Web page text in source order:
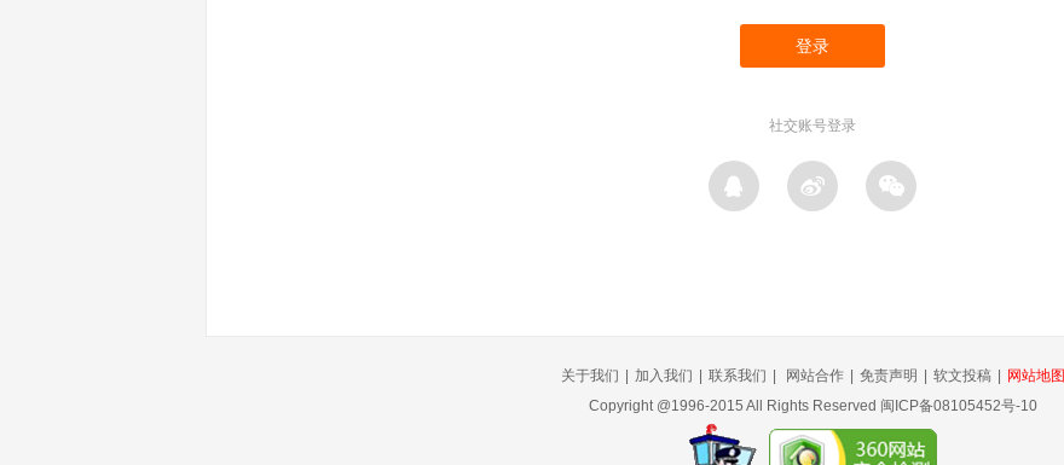
社交账号登录
关于我们 加入我们 联系我们 网站合作 免责声明 软文投稿
网站地图
Copyright @1996-2015 All Rights Reserved 闽ICP备08105452号-10